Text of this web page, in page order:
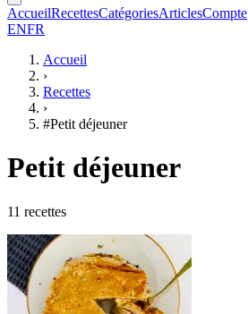
AccueilRecettesCatégoriesArticlesCompte
ENFR
Accueil
›
Recettes
›
#Petit déjeuner
Petit déjeuner
11 recettes